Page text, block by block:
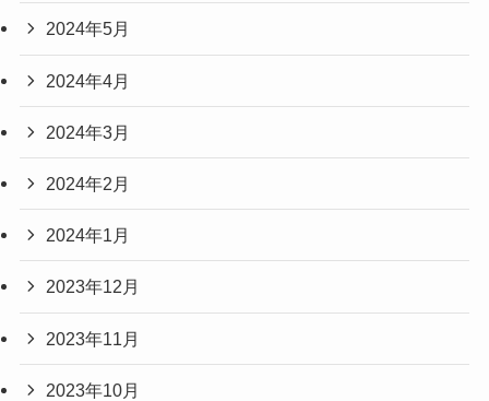
2024年5月
2024年4月
2024年3月
2024年2月
2024年1月
2023年12月
2023年11月
2023年10月